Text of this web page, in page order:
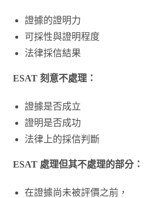
證據的證明力
可採性與證明程度
法律採信結果
ESAT 刻意不處理：
證據是否成立
證明是否成功
法律上的採信判斷
ESAT 處理但其不處理的部分：
在證據尚未被評價之前，